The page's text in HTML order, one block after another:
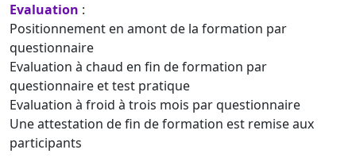
Evaluation :
Positionnement en amont de la formation par
questionnaire
Evaluation à chaud en fin de formation par
questionnaire et test pratique
Evaluation à froid à trois mois par questionnaire
Une attestation de fin de formation est remise aux
participants